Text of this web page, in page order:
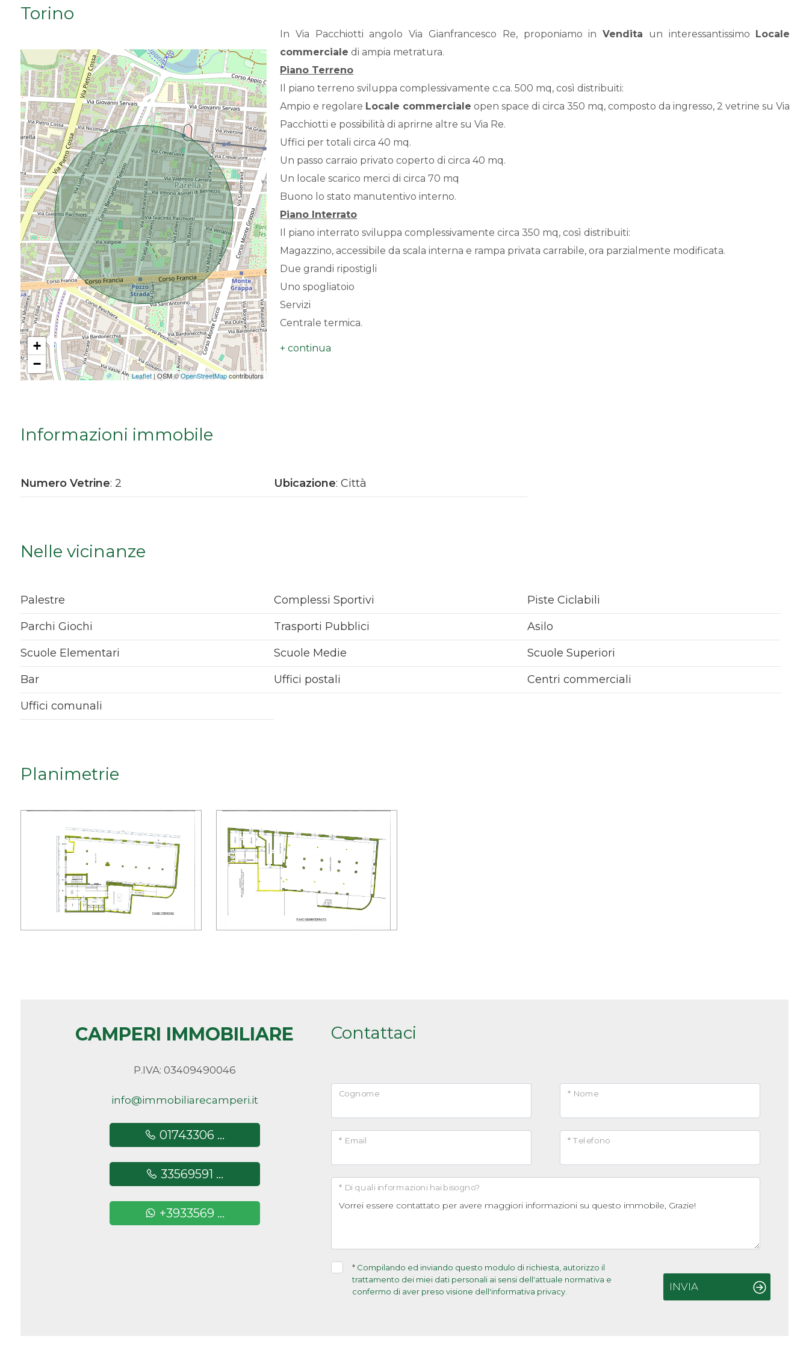
Torino
+
−
Leaflet | OSM ©OpenStreetMapcontributors
In Via Pacchiotti angolo Via Gianfrancesco Re, proponiamo inVendita un interessantissimo Locale
commerciale di ampia metratura.
Piano Terreno
Il piano terreno sviluppa complessivamente c.ca. 500 mq, così distribuiti:
Ampio e regolare Locale commerciale open space di circa 350 mq, composto da ingresso, 2 vetrine su Via
Pacchiotti e possibilità di aprirne altre su Via Re.
Uffici per totali circa 40 mq.
Un passo carraio privato coperto di circa 40 mq.
Un locale scarico merci di circa 70 mq
Buono lo stato manutentivo interno.
Piano Interrato
Il piano interrato sviluppa complessivamente circa 350 mq, così distribuiti:
Magazzino, accessibile da scala interna e rampa privata carrabile, ora parzialmente modificata.
Due grandi ripostigli
Uno spogliatoio
Servizi
Centrale termica.
Stato locativo: LIBERO al 14/07/2026
Informazioni immobile
Numero Vetrine: 2 Ubicazione: Città
Nelle vicinanze
Palestre Complessi Sportivi
Piste Ciclabili
Parchi Giochi
Trasporti Pubblici
Asilo
Scuole Elementari
Scuole Medie
Scuole Superiori
Bar
Uffici postali
Centri commerciali
Uffici comunali
Planimetrie
CAMPERI IMMOBILIARE
P.IVA: 03409490046
info@immobiliarecamperi.it
01743306 ...
33569591 ...
+3933569 ...
Contattaci
* Nome
Cognome
* Telefono
* Email
* Di quali informazioni hai bisogno?
* Compilando ed inviando questo modulo di richiesta, autorizzo il
trattamento dei miei dati personali ai sensi dell'attuale normativa e
confermo di aver preso visione dell'informativa privacy.
INVIA
Da € 50.000 a € 100.000
Da € 100.000 a € 200.000
Da € 200.000 a € 400.000
Da € 400.000 a € 600.000
Da € 600.000 a € 800.000
Da € 800.000 a € 1.000.000
Da € 1.000.000 a € 2.000.000
Da € 2.000.000 a € 5.000.000
Da € 5.000.000 a € 10.000.000
Oltre € 10.000.000
Totale
Qualsiasi
2
3
4
Qualsiasi